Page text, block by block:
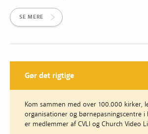
SE MERE
Gør det rigtige
Kom sammen med over 100.000 kirker,
organisationer og børnepasningscentre i
er medlemmer af CVLI og Church Video